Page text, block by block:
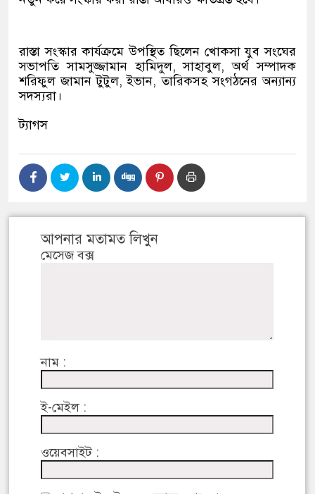
রাস্তা সংস্কার কার্যক্রমে উপস্থিত ছিলেন খোকসা যুব সংঘের
সভাপতি সামসুজ্জামান হামিদুল, সাহাবুল, অর্থ সম্পাদক
শরিফুল জামান টুটুল, ইভান, তারিকসহ সংগঠনের অন্যান্য
সদস্যরা।
ট্যাগস
আপনার মতামত লিখুন
মেসেজ বক্স
নাম :
ই-মেইল :
ওয়েবসাইট :